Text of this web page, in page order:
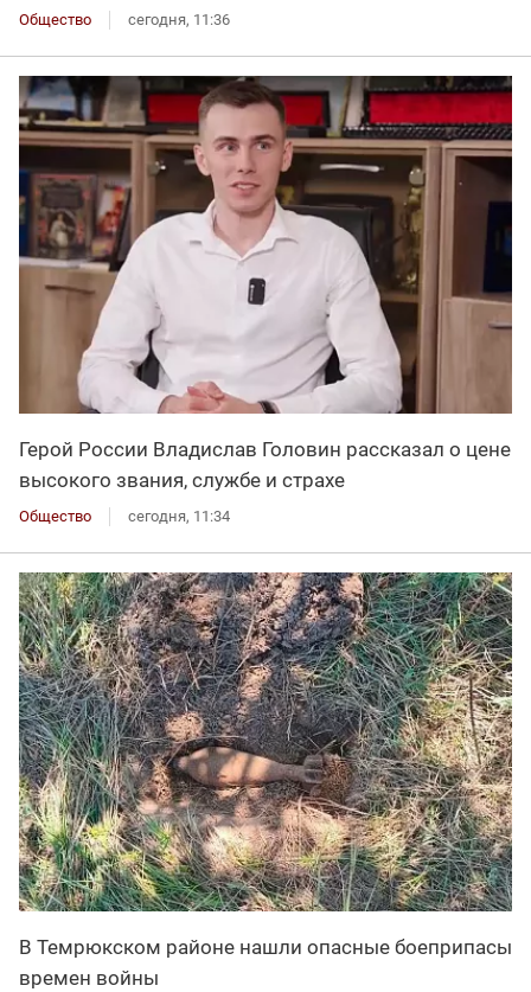
Общество сегодня, 11:36
Герой России Владислав Головин рассказал о цене
высокого звания, службе и страхе
Общество сегодня, 11:34
В Темрюкском районе нашли опасные боеприпасы
времен войны